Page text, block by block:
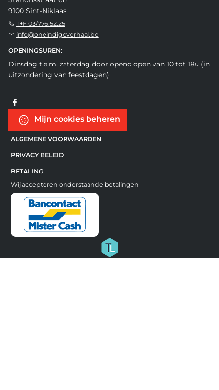
9100 Sint-Niklaas
T+F 03/776.52.25
info@oneindigeverhaal.be
OPENINGSUREN:
Dinsdag t.e.m. zaterdag doorlopend open van 10 tot 18u (in
uitzondering van feestdagen)
Mijn cookies beheren
ALGEMENE VOORWAARDEN
PRIVACY BELEID
BETALING
Wij accepteren onderstaande betalingen